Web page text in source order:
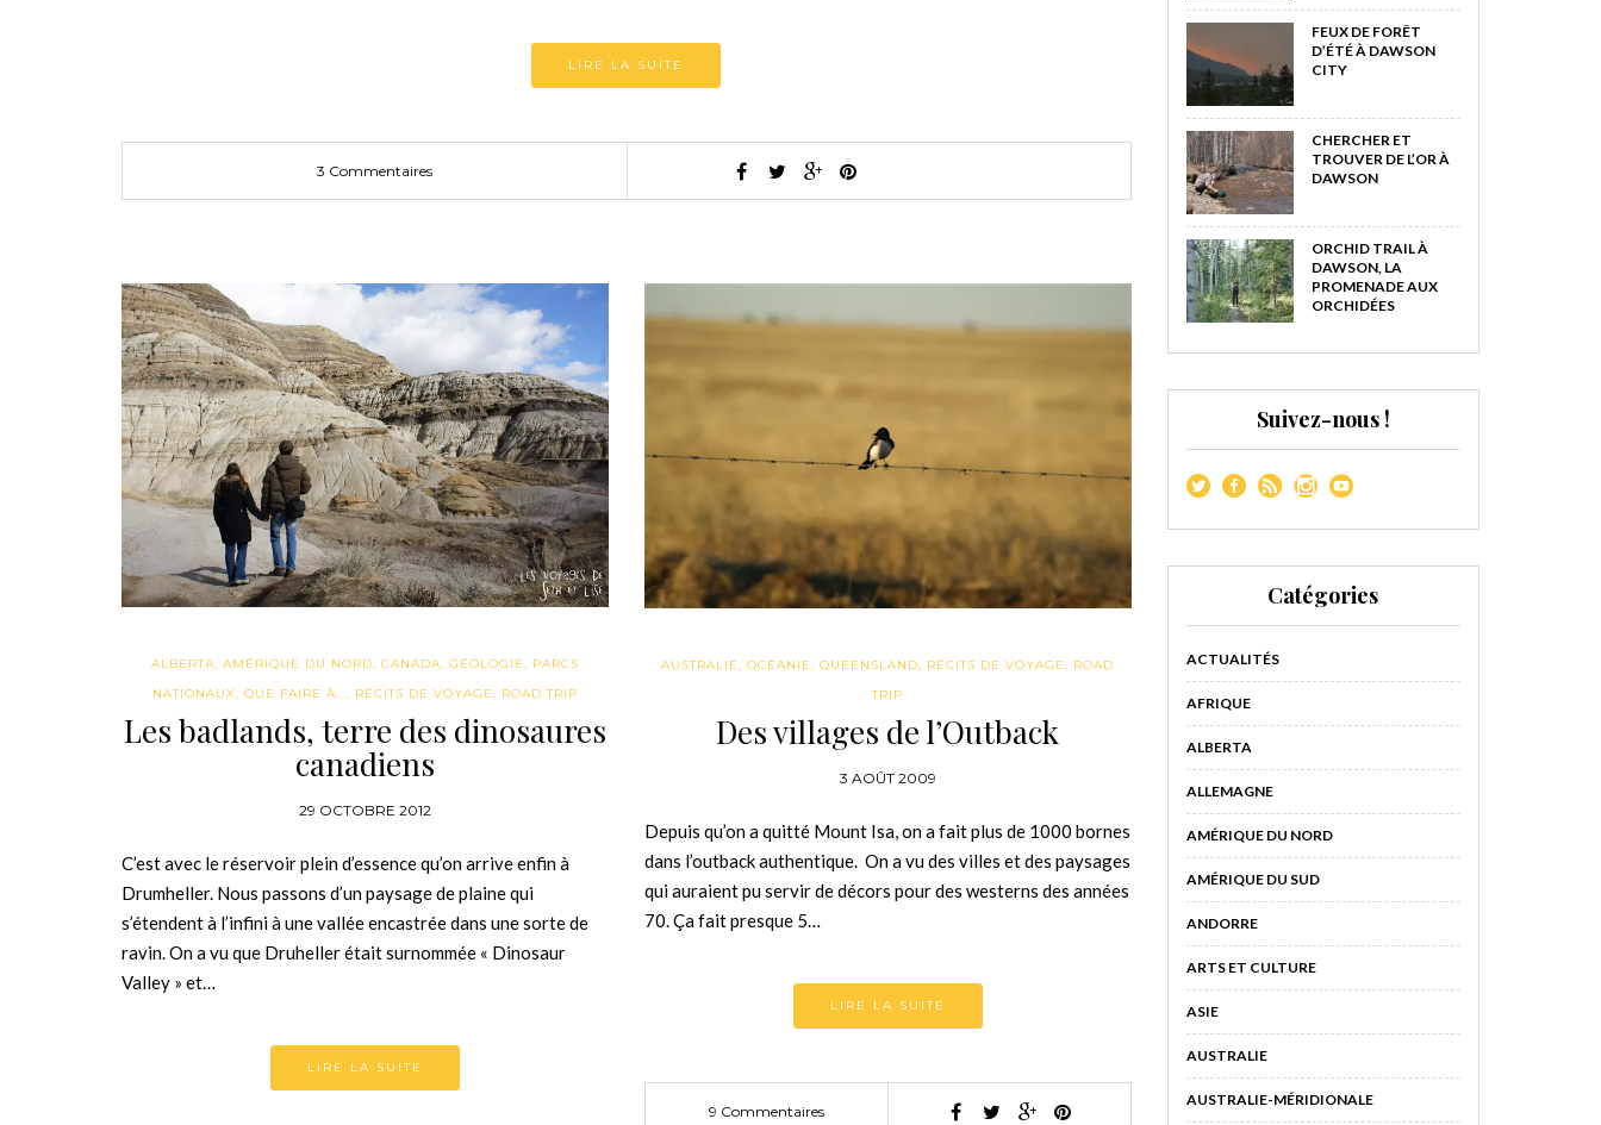
LIRE LA SUITE
3 Commentaires
ALBERTA, AMÉRIQUE DU NORD, CANADA, GÉOLOGIE, PARCS
NATIONAUX, QUE FAIRE À..., RÉCITS DE VOYAGE, ROAD TRIP
Les badlands, terre des dinosaures
canadiens
29 OCTOBRE 2012
C’est avec le réservoir plein d’essence qu’on arrive enfin à
Drumheller. Nous passons d’un paysage de plaine qui
s’étendent à l’infini à une vallée encastrée dans une sorte de
ravin. On a vu que Druheller était surnommée « Dinosaur
Valley » et…
LIRE LA SUITE
AUSTRALIE,OCÉANIE,QUEENSLAND, RÉCITS DE VOYAGE, ROAD
TRIP
Des villages de l’Outback
3 AOÛT 2009
Depuis qu’on a quitté Mount Isa, on a fait plus de 1000 bornes
dans l’outback authentique. On a vu des villes et des paysages
qui auraient pu servir de décors pour des westerns des années
70. Ça fait presque 5…
LIRE LA SUITE
9 Commentaires
FEUX DE FORÊT
D’ÉTÉ À DAWSON
CITY
CHERCHER ET
TROUVER DE L’OR À
DAWSON
ORCHID TRAIL À
DAWSON, LA
PROMENADE AUX
ORCHIDÉES
Suivez-nous !
Catégories
ACTUALITÉS
AFRIQUE
ALBERTA
ALLEMAGNE
AMÉRIQUE DU NORD
AMÉRIQUE DU SUD
ANDORRE
ARTS ET CULTURE
ASIE
AUSTRALIE
AUSTRALIE-MÉRIDIONALE